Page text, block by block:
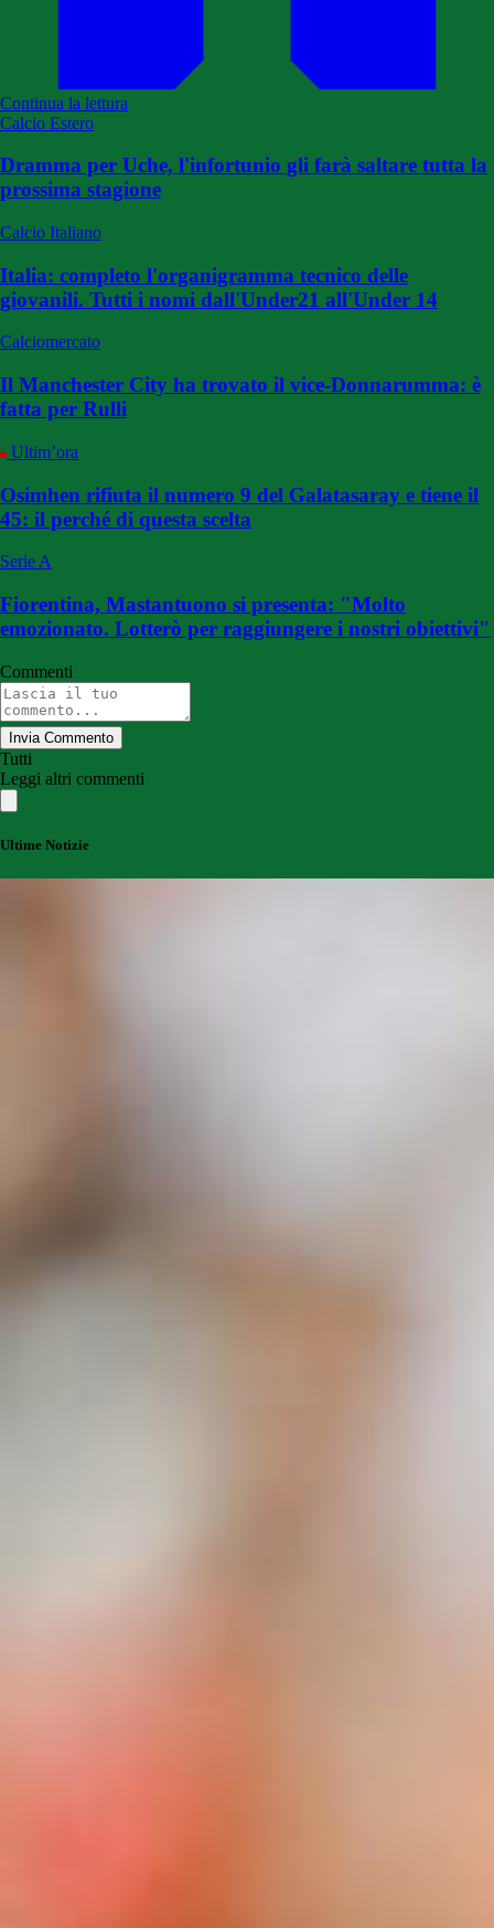
Continua la lettura
Calcio Estero
Dramma per Uche, l'infortunio gli farà saltare tutta la
prossima stagione
Calcio Italiano
Italia: completo l'organigramma tecnico delle
giovanili. Tutti i nomi dall'Under21 all'Under 14
Calciomercato
Il Manchester City ha trovato il vice-Donnarumma: è
fatta per Rulli
Ultim’ora
Osimhen rifiuta il numero 9 del Galatasaray e tiene il
45: il perché di questa scelta
Serie A
Fiorentina, Mastantuono si presenta: "Molto
emozionato. Lotterò per raggiungere i nostri obiettivi"
Commenti
Invia Commento
Tutti
Leggi altri commenti
Ultime Notizie